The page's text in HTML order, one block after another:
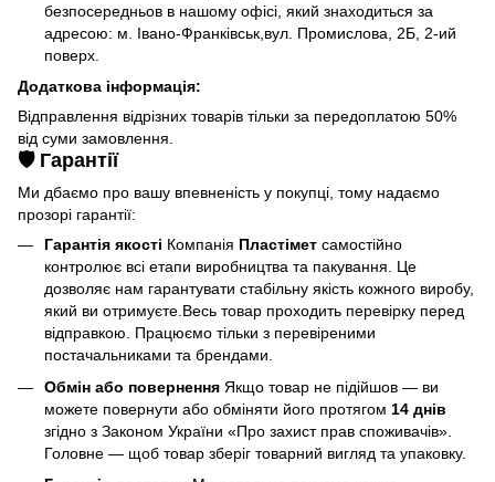
безпосередньов в нашому офісі, який знаходиться за
адресою: м. Івано-Франківськ,вул. Промислова, 2Б, 2-ий
поверх.
Додаткова інформація:
Відправлення відрізних товарів тільки за передоплатою 50%
від суми замовлення.
🛡️ Гарантії
Ми дбаємо про вашу впевненість у покупці, тому надаємо
прозорі гарантії:
Гарантія якості Компанія Пластімет самостійно
контролює всі етапи виробництва та пакування. Це
дозволяє нам гарантувати стабільну якість кожного виробу,
який ви отримуєте.Весь товар проходить перевірку перед
відправкою. Працюємо тільки з перевіреними
постачальниками та брендами.
Обмін або повернення Якщо товар не підійшов — ви
можете повернути або обміняти його протягом 14 днів
згідно з Законом України «Про захист прав споживачів».
Головне — щоб товар зберіг товарний вигляд та упаковку.